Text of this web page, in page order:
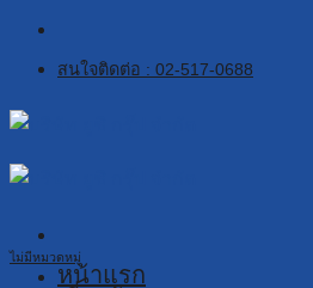
Skip
contentสนใจติดต่อ : 02-517-0688
หน้าแรก
ไม่มีหมวดหมู่